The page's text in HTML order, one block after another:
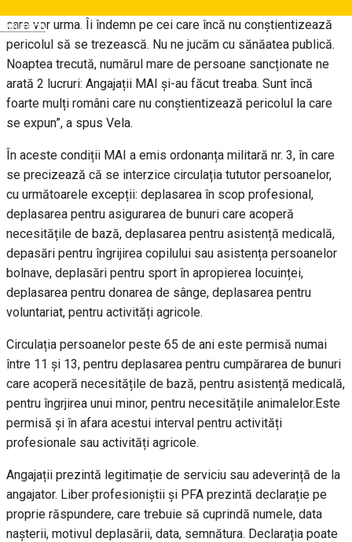
Deutsch
care vor urma. Îi îndemn pe cei care încă nu conștientizează
pericolul să se trezească. Nu ne jucăm cu sănăatea publică.
Noaptea trecută, numărul mare de persoane sancționate ne
arată 2 lucruri: Angajații MAI și-au făcut treaba. Sunt încă
foarte mulți români care nu conștientizează pericolul la care
se expun”, a spus Vela.
În aceste condiții MAI a emis ordonanța militară nr. 3, în care
se precizează că se interzice circulația tututor persoanelor,
cu următoarele excepții: deplasarea în scop profesional,
deplasarea pentru asigurarea de bunuri care acoperă
necesitățile de bază, deplasarea pentru asistență medicală,
depasări pentru îngrijirea copilului sau asistența persoanelor
bolnave, deplasări pentru sport în apropierea locuinței,
deplasarea pentru donarea de sânge, deplasarea pentru
voluntariat, pentru activități agricole.
Circulația persoanelor peste 65 de ani este permisă numai
între 11 și 13, pentru deplasarea pentru cumpărarea de bunuri
care acoperă necesitățile de bază, pentru asistență medicală,
pentru îngrjirea unui minor, pentru necesitățile animalelor.Este
permisă și în afara acestui interval pentru activități
profesionale sau activități agricole.
Angajații prezintă legitimație de serviciu sau adeverință de la
angajator. Liber profesioniștii și PFA prezintă declarație pe
proprie răspundere, care trebuie să cuprindă numele, data
nașterii, motivul deplasării, data, semnătura. Declarația poate